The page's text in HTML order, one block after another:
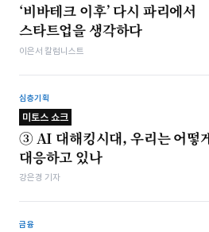
‘비바테크 이후’ 다시 파리에서
스타트업을 생각하다
이은서 칼럼니스트
심층기획
미토스 쇼크
③ AI 대해킹시대, 우리는 어떻
대응하고 있나
강은경 기자
금융